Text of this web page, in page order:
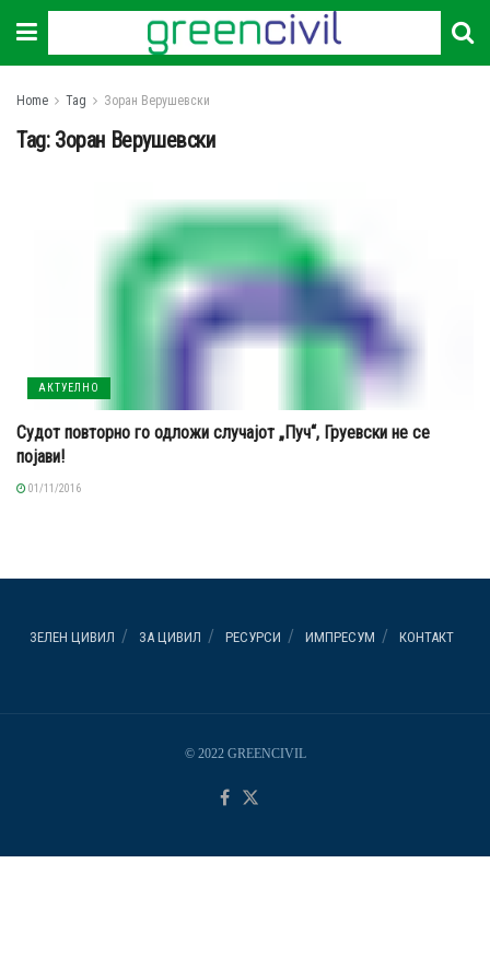
Home Tag Зоран Верушевски
Tag: Зоран Верушевски
АКТУЕЛНО
Судот повторно го одложи случајот „Пуч“, Груевски не се
појави!
01/11/2016
ЗЕЛЕН ЦИВИЛ ЗА ЦИВИЛ РЕСУРСИ ИМПРЕСУМ КОНТАКТ
© 2022 GREENCIVIL